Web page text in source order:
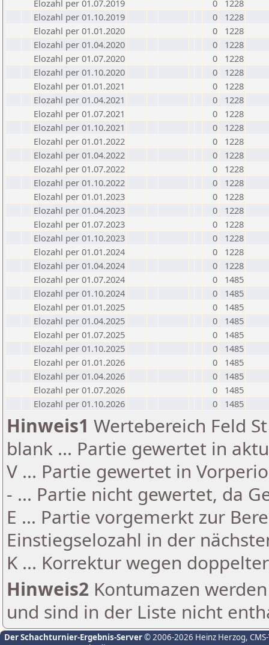
Elozahl per 01.07.2019
0
1228
Elozahl per 01.10.2019
0
1228
Elozahl per 01.01.2020
0
1228
Elozahl per 01.04.2020
0
1228
Elozahl per 01.07.2020
0
1228
Elozahl per 01.10.2020
0
1228
Elozahl per 01.01.2021
0
1228
Elozahl per 01.04.2021
0
1228
Elozahl per 01.07.2021
0
1228
Elozahl per 01.10.2021
0
1228
Elozahl per 01.01.2022
0
1228
Elozahl per 01.04.2022
0
1228
Elozahl per 01.07.2022
0
1228
Elozahl per 01.10.2022
0
1228
Elozahl per 01.01.2023
0
1228
Elozahl per 01.04.2023
0
1228
Elozahl per 01.07.2023
0
1228
Elozahl per 01.10.2023
0
1228
Elozahl per 01.01.2024
0
1228
Elozahl per 01.04.2024
0
1228
Elozahl per 01.07.2024
0
1485
Elozahl per 01.10.2024
0
1485
Elozahl per 01.01.2025
0
1485
Elozahl per 01.04.2025
0
1485
Elozahl per 01.07.2025
0
1485
Elozahl per 01.10.2025
0
1485
Elozahl per 01.01.2026
0
1485
Elozahl per 01.04.2026
0
1485
Elozahl per 01.07.2026
0
1485
Elozahl per 01.10.2026
0 1485
Hinweis1 Wertebereich Feld
blank ... Partie gewertet in
V ... Partie gewertet in
- ... Partie nicht gewertet, da
E ... Partie vorgemerkt zur
Einstiegselozahl in der
K ... Korrektur wegen
Hinweis2 Kontumazen
und sind in der Liste nicht
Der Schachturnier-Ergebnis-Server© 2006-2026 Heinz Herzog,